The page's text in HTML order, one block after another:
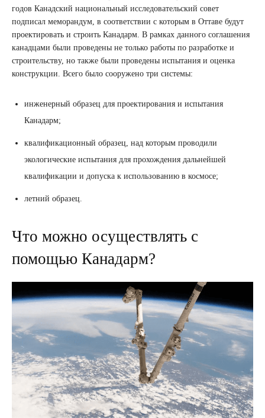
годов Канадский национальный исследовательский совет
подписал меморандум, в соответствии с которым в Оттаве будут
проектировать и строить Канадарм. В рамках данного соглашения
канадцами были проведены не только работы по разработке и
строительству, но также были проведены испытания и оценка
конструкции. Всего было сооружено три системы:
инженерный образец для проектирования и испытания
Канадарм;
квалификационный образец, над которым проводили
экологические испытания для прохождения дальнейшей
квалификации и допуска к использованию в космосе;
летний образец.
Что можно осуществлять с
помощью Канадарм?